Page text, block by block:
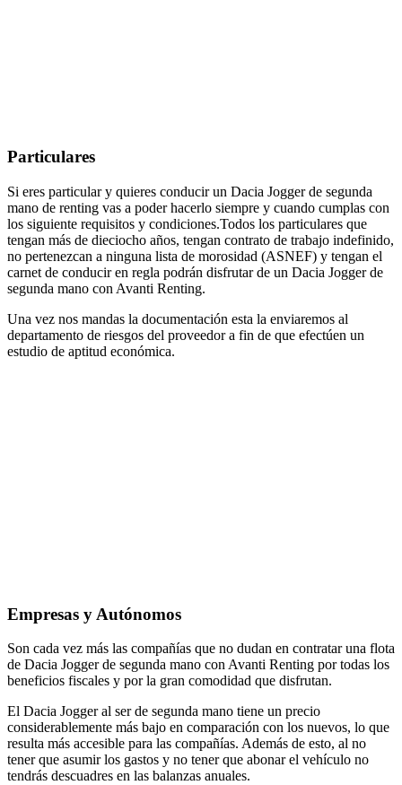
Particulares
Si eres particular y quieres conducir un Dacia Jogger de segunda
mano de renting vas a poder hacerlo siempre y cuando cumplas con
los siguiente requisitos y condiciones.Todos los particulares que
tengan más de dieciocho años, tengan contrato de trabajo indefinido,
no pertenezcan a ninguna lista de morosidad (ASNEF) y tengan el
carnet de conducir en regla podrán disfrutar de un Dacia Jogger de
segunda mano con Avanti Renting.
Una vez nos mandas la documentación esta la enviaremos al
departamento de riesgos del proveedor a fin de que efectúen un
estudio de aptitud económica.
Empresas y Autónomos
Son cada vez más las compañías que no dudan en contratar una flota
de Dacia Jogger de segunda mano con Avanti Renting por todas los
beneficios fiscales y por la gran comodidad que disfrutan.
El Dacia Jogger al ser de segunda mano tiene un precio
considerablemente más bajo en comparación con los nuevos, lo que
resulta más accesible para las compañías. Además de esto, al no
tener que asumir los gastos y no tener que abonar el vehículo no
tendrás descuadres en las balanzas anuales.